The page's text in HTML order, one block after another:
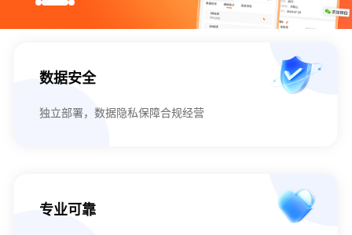
数据安全
独立部署，数据隐私保障合规经营
专业可靠